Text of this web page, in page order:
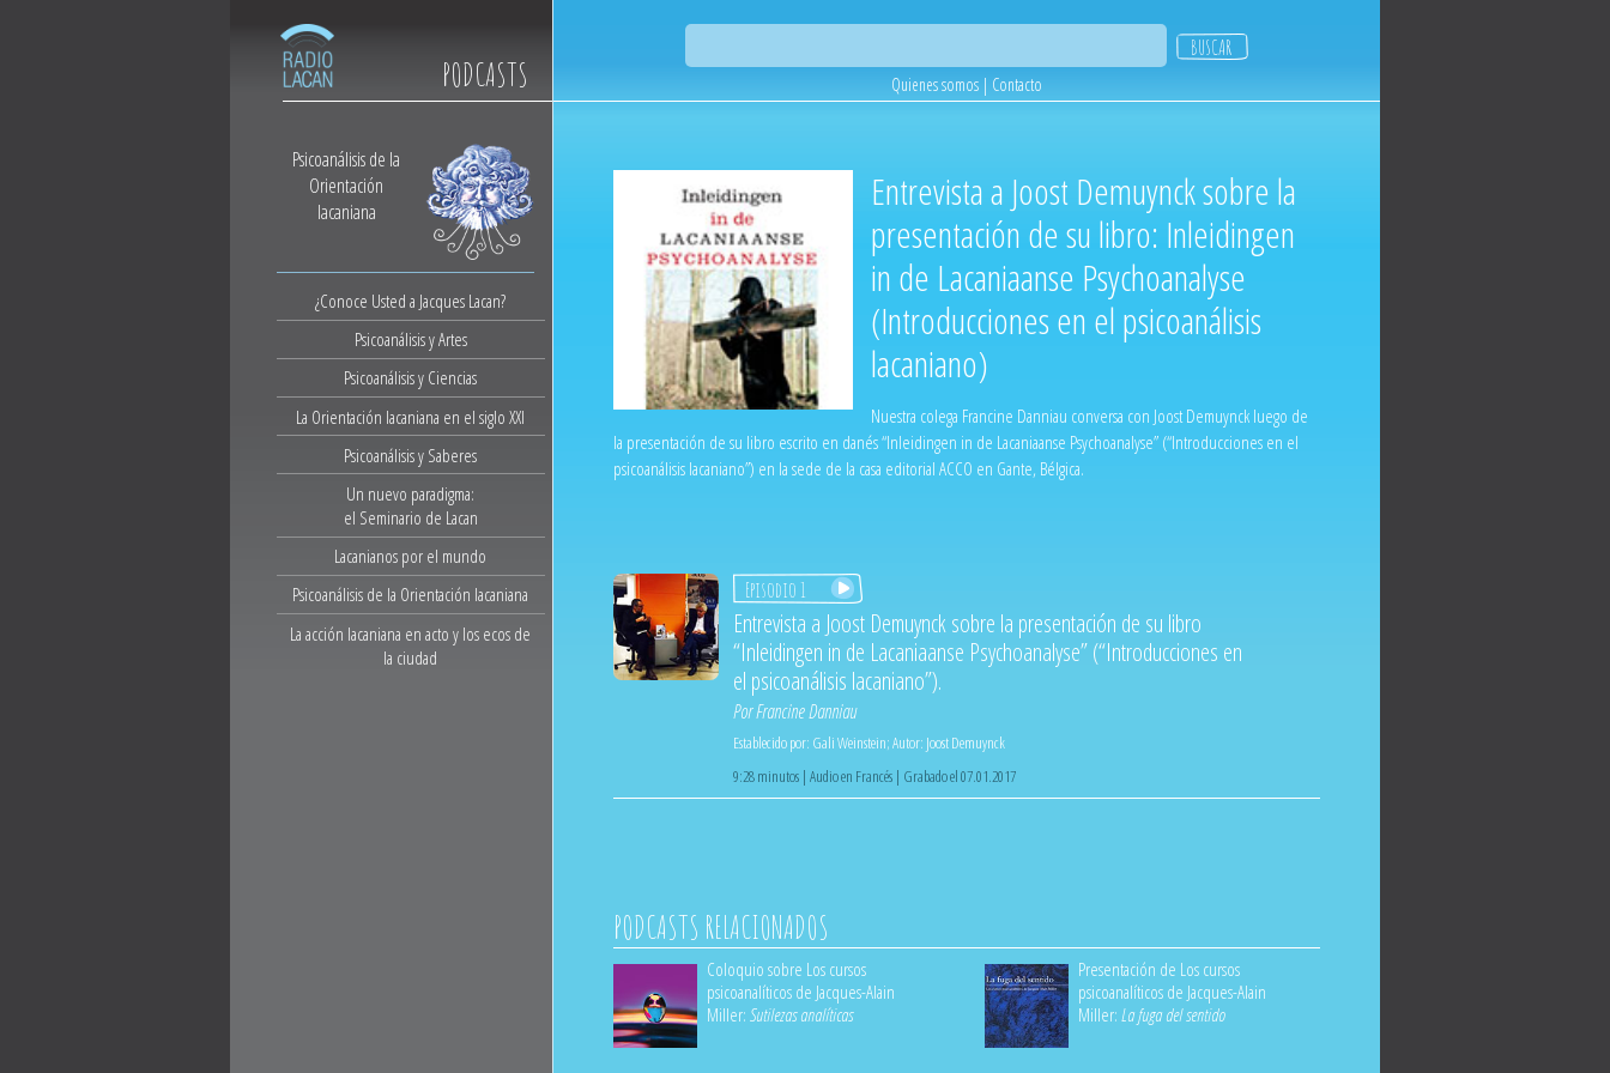
PODCASTS
Psicoanálisis de la
Orientación
lacaniana
¿Conoce Usted a Jacques Lacan?
Psicoanálisis y Artes
Psicoanálisis y Ciencias
La Orientación lacaniana en el siglo XXI
Psicoanálisis y Saberes
Un nuevo paradigma:
el Seminario de Lacan
Lacanianos por el mundo
Psicoanálisis de la Orientación lacaniana
La acción lacaniana en acto y los ecos de
la ciudad
Quienes somos| Contacto
Entrevista a Joost Demuynck sobre la
presentación de su libro: Inleidingen
in de Lacaniaanse Psychoanalyse
(Introducciones en el psicoanálisis
lacaniano)
Nuestra colega Francine Danniau conversa con Joost Demuynck luego de
la presentación de su libro escrito en danés “Inleidingen in de Lacaniaanse Psychoanalyse” (“Introducciones en el
psicoanálisis lacaniano”) en la sede de la casa editorial ACCO en Gante, Bélgica.
Episodio 1
Entrevista a Joost Demuynck sobre la presentación de su libro
“Inleidingen in de Lacaniaanse Psychoanalyse” (“Introducciones en
el psicoanálisis lacaniano”).
PorFrancine Danniau
Establecido por: Gali Weinstein;Autor: Joost Demuynck
9:28 minutos | Audio en Francés | Grabado el 07.01.2017
PODCASTS RELACIONADOS
Coloquio sobre Los cursos
psicoanalíticos de Jacques-Alain
Miller: Sutilezas analíticas
Presentación de Los cursos
psicoanalíticos de Jacques-Alain
Miller:La fuga del sentido